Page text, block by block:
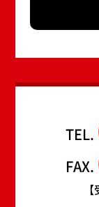
TEL.
FAX.